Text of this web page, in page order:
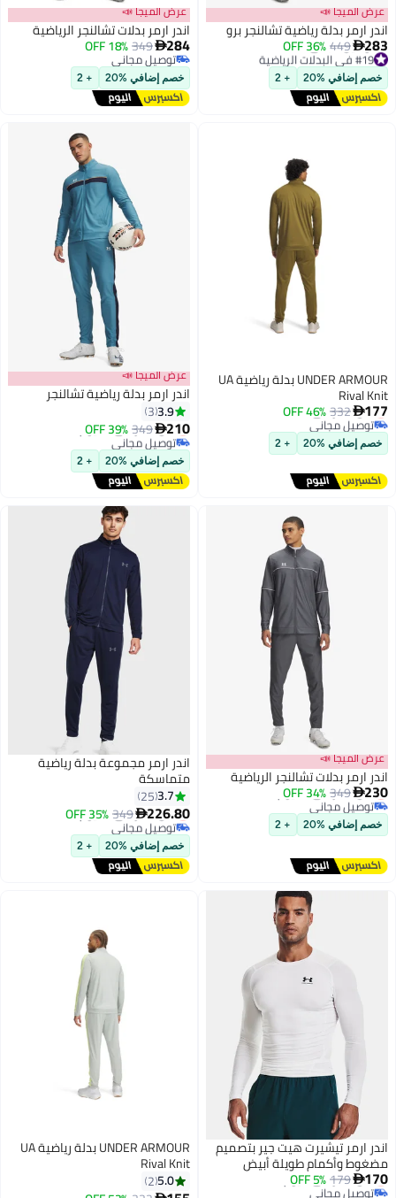
2
عرض الميجا 📣
اندر ارمر بدلة رياضية تشالنجر برو
283
449
36% OFF #19 في البدلات الرياضية
أقل سعر في السنة
توصيل مجاني
#19 في البدلات الرياضية
خصم إضافي %20 + 2
عرض الميجا 📣
اندر ارمر بدلات تشالنجر الرياضية
284
349
18% OFF
توصيل مجاني
توصيل مجاني
خصم إضافي %20 + 2
UNDER ARMOUR بدلة رياضية UA
Rival Knit
177
332
46% OFF
أقل سعر في السنة
توصيل مجاني
أقل سعر في السنة
خصم إضافي %20 + 2
عرض الميجا 📣
اندر ارمر بدلة رياضية تشالنجر
3.9
3
210
349
39% OFF
أقل سعر في 30 يوم
توصيل مجاني
أقل سعر في 30 يوم
خصم إضافي %20 + 2
عرض الميجا 📣
اندر ارمر بدلات تشالنجر الرياضية
230
349
34% OFF
أقل سعر في 30 يوم
توصيل مجاني
أقل سعر في 30 يوم
خصم إضافي %20 + 2
3
اندر ارمر مجموعة بدلة رياضية
متماسكة
3.7
25
226.80
349
35% OFFأقل سعر في 30 يوم
توصيل مجاني
أقل سعر في 30 يوم
خصم إضافي %20 + 2
اندر ارمر تيشيرت هيت جير بتصميم
مضغوط وأكمام طويلة أبيض
170
179
5% OFF
أقل سعر في 7 يوم
توصيل مجاني
UNDER ARMOUR بدلة رياضية UA
Rival Knit
5.0
2